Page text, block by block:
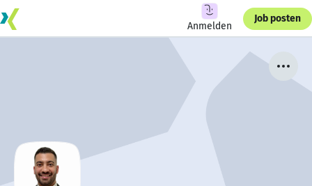
Anmelden
Job posten